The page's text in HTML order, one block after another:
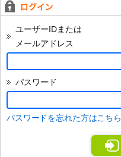
ユーザーIDまたは
メールアドレス
パスワード
パスワードを忘れた方はこちら